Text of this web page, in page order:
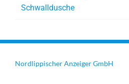
Schwalldusche
Nordlippischer Anzeiger GmbH